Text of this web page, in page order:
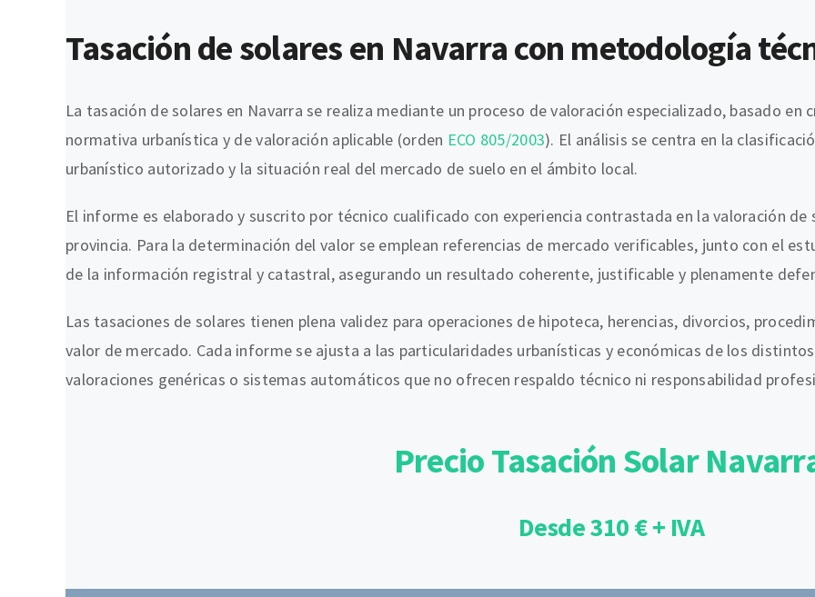
Tasación de solares en Navarra con metodología
La tasación de solares en Navarra se realiza mediante un proceso de valoración especializado, basado
normativa urbanística y de valoración aplicable (orden ECO 805/2003). El análisis se centra en la
urbanístico autorizado y la situación real del mercado de suelo en el ámbito local.
El informe es elaborado y suscrito por técnico cualificado con experiencia contrastada en la valoración
provincia. Para la determinación del valor se emplean referencias de mercado verificables, junto con el
de la información registral y catastral, asegurando un resultado coherente, justificable y plenamente
Las tasaciones de solares tienen plena validez para operaciones de hipoteca, herencias, divorcios,
valor de mercado. Cada informe se ajusta a las particularidades urbanísticas y económicas de los
valoraciones genéricas o sistemas automáticos que no ofrecen respaldo técnico ni responsabilidad
Precio Tasación Solar
Desde 310 € + IVA